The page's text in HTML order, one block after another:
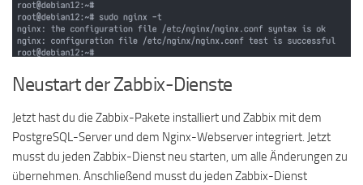
Neustart der Zabbix-Dienste
Jetzt hast du die Zabbix-Pakete installiert und Zabbix mit dem
PostgreSQL-Server und dem Nginx-Webserver integriert. Jetzt
musst du jeden Zabbix-Dienst neu starten, um alle Änderungen zu
übernehmen. Anschließend musst du jeden Zabbix-Dienst